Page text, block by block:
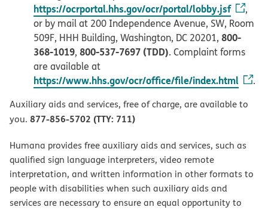
https://ocrportal.hhs.gov/ocr/portal/lobby.jsf
,
or by mail at 200 Independence Avenue, SW, Room
509F, HHH Building, Washington, DC 20201, 800-
368-1019, 800-537-7697 (TDD). Complaint forms
are available at
https://www.hhs.gov/ocr/office/file/index.html .
Auxiliary aids and services, free of charge, are available to
you. 877-856-5702 (TTY: 711)
Humana provides free auxiliary aids and services, such as
qualified sign language interpreters, video remote
interpretation, and written information in other formats to
people with disabilities when such auxiliary aids and
services are necessary to ensure an equal opportunity to